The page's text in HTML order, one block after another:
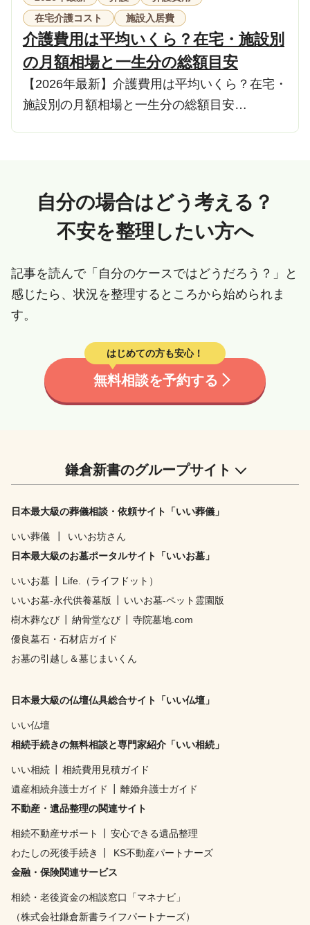
在宅介護コスト
施設入居費
介護費用は平均いくら？在宅・施設別
の月額相場と一生分の総額目安
【2026年最新】介護費用は平均いくら？在宅・
施設別の月額相場と一生分の総額目安…
自分の場合はどう考える？
不安を整理したい方へ
記事を読んで「自分のケースではどうだろう？」と
感じたら、状況を整理するところから始められま
す。
はじめての方も安心！
無料相談を予約する
鎌倉新書のグループサイト
日本最大級の葬儀相談・依頼サイト「いい葬儀」
いい葬儀
いいお坊さん
日本最大級のお墓ポータルサイト「いいお墓」
いいお墓
Life.（ライフドット）
いいお墓-永代供養墓版
いいお墓-ペット霊園版
樹木葬なび
納骨堂なび
寺院墓地.com
優良墓石・石材店ガイド
お墓の引越し＆墓じまいくん
日本最大級の仏壇仏具総合サイト「いい仏壇」
いい仏壇
相続手続きの無料相談と専門家紹介「いい相続」
いい相続
相続費用見積ガイド
遺産相続弁護士ガイド
離婚弁護士ガイド
不動産・遺品整理の関連サイト
相続不動産サポート
安心できる遺品整理
わたしの死後手続き
KS不動産パートナーズ
金融・保険関連サービス
相続・老後資金の相談窓口「マネナビ」
（株式会社鎌倉新書ライフパートナーズ）